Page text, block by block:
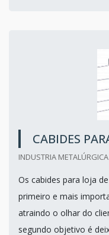
CABIDES
INDUSTRIA
Os cabides para loja
primeiro e mais
atraindo o olhar do
segundo objetivo é